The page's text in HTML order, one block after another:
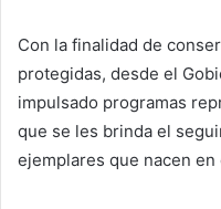
Con la finalidad de
protegidas, desde el
impulsado programas
que se les brinda el
ejemplares que nacen en